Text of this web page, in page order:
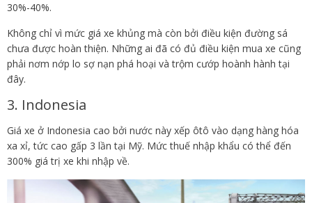
30%-40%.
Không chỉ vì mức giá xe khủng mà còn bởi điều kiện đường sá
chưa được hoàn thiện. Những ai đã có đủ điều kiện mua xe cũng
phải nơm nớp lo sợ nạn phá hoại và trộm cướp hoành hành tại
đây.
3. Indonesia
Giá xe ở Indonesia cao bởi nước này xếp ôtô vào dạng hàng hóa
xa xỉ, tức cao gấp 3 lần tại Mỹ. Mức thuế nhập khẩu có thể đến
300% giá trị xe khi nhập về.